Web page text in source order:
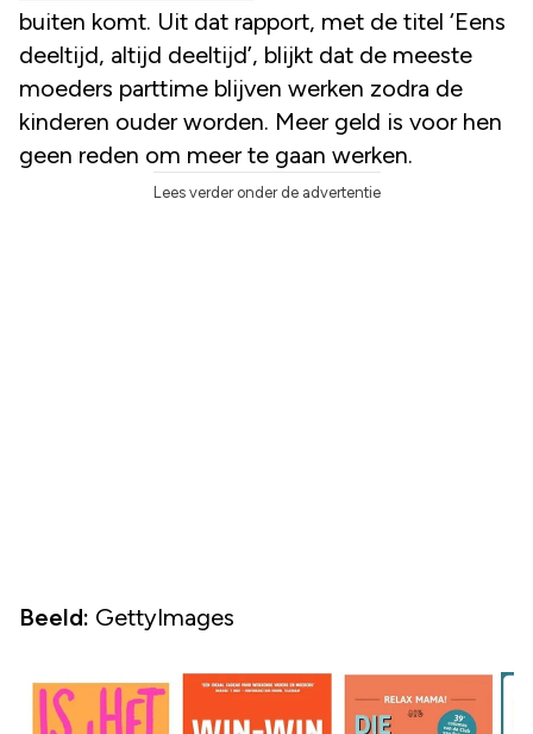
buiten komt. Uit dat rapport, met de titel ‘Eens
deeltijd, altijd deeltijd’, blijkt dat de meeste
moeders parttime blijven werken zodra de
kinderen ouder worden. Meer geld is voor hen
geen reden om meer te gaan werken.
Lees verder onder de advertentie
Beeld: GettyImages